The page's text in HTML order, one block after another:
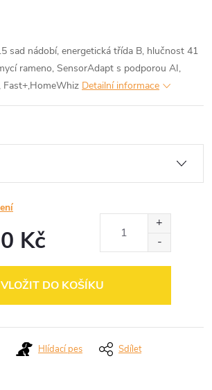
sad nádobí, energetická třída B, hlučnost 41
rameno, SensorAdapt s podporou AI,
Fast+,HomeWhiz Detailní informace
Kč
VLOŽIT DO KOŠÍKU
Hlídací pes Sdílet